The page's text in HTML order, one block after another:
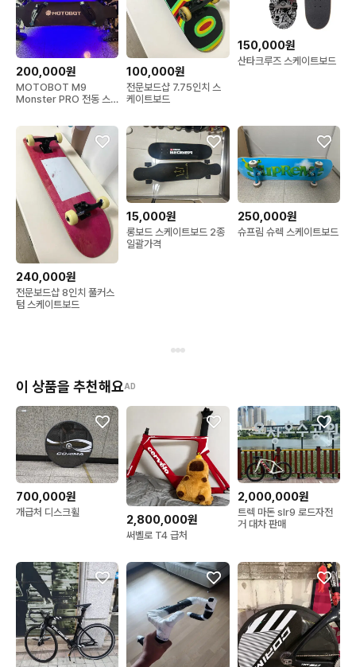
200,000원
MOTOBOT M9
Monster PRO 전동 스
100,000원
전문보드샵 7.75인치 스
케이트보드
150,000원
산타크루즈 스케이트보드
240,000원
전문보드샵 8인치 풀커스
텀 스케이트보드
15,000원
롱보드 스케이트보드 2종
일괄가격
250,000원
슈프림 슈렉 스케이트보드
이 상품을 추천해요AD
700,000원
개급처 디스크휠
2,800,000원
써벨로 T4 급처
2,000,000원
트렉 마돈 slr9 로드자전
거 대차 판매